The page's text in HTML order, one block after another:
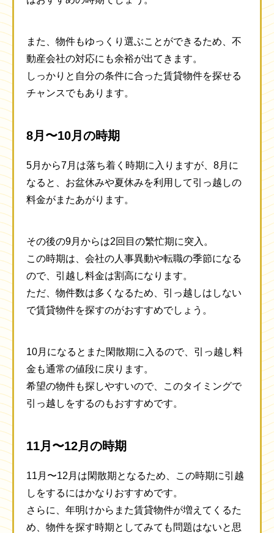
また、物件もゆっくり選ぶことができるため、不
動産会社の対応にも余裕が出てきます。
しっかりと自分の条件に合った賃貸物件を探せる
チャンスでもあります。
8月〜10月の時期
5月から7月は落ち着く時期に入りますが、8月に
なると、お盆休みや夏休みを利用して引っ越しの
料金がまたあがります。
その後の9月からは2回目の繁忙期に突入。
この時期は、会社の人事異動や転職の季節になる
ので、引越し料金は割高になります。
ただ、物件数は多くなるため、引っ越しはしない
で賃貸物件を探すのがおすすめでしょう。
10月になるとまた閑散期に入るので、引っ越し料
金も通常の値段に戻ります。
希望の物件も探しやすいので、このタイミングで
引っ越しをするのもおすすめです。
11月〜12月の時期
11月〜12月は閑散期となるため、この時期に引越
しをするにはかなりおすすめです。
さらに、年明けからまた賃貸物件が増えてくるた
め、物件を探す時期としてみても問題はないと思